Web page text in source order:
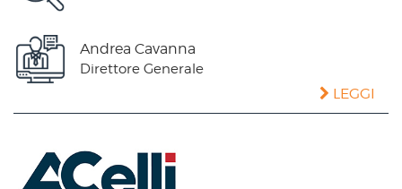
Andrea Cavanna
Direttore Generale
LEGGI